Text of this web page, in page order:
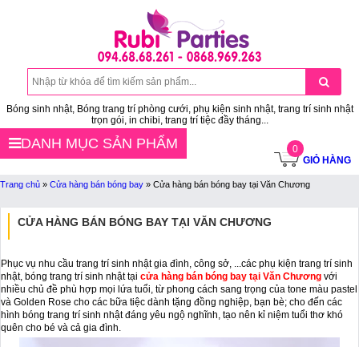
Bóng sinh nhật, Bóng trang trí phòng cưới, phụ kiện sinh nhật, trang trí sinh nhật
trọn gói, in chibi, trang trí tiệc đầy tháng...
0
GIỎ HÀNG
DANH MỤC SẢN PHẨM
Trang chủ » Cửa hàng bán bóng bay » Cửa hàng bán bóng bay tại Văn Chương
CỬA HÀNG BÁN BÓNG BAY TẠI VĂN CHƯƠNG
Phục vụ nhu cầu trang trí sinh nhật gia đình, công sở, ...các phụ kiện trang trí sinh
nhật, bóng trang trí sinh nhật tại cửa hàng bán bóng bay tại Văn Chương với
nhiều chủ đề phù hợp mọi lứa tuổi, từ phong cách sang trọng của tone màu pastel
và Golden Rose cho các bữa tiệc dành tặng đồng nghiệp, bạn bè; cho đến các
hình bóng trang trí sinh nhật đáng yêu ngộ nghĩnh, tạo nên kỉ niệm tuổi thơ khó
quên cho bé và cả gia đình.